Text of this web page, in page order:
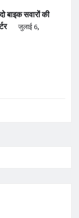
बाइक सवारों की
जुलाई 6,